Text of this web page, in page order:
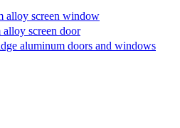
screen window
screen door
aluminum doors and windows